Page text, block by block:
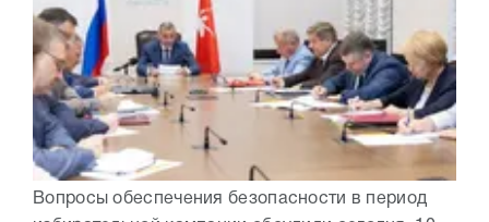
Вопросы обеспечения безопасности в период